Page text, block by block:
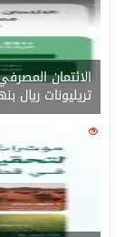
تريليونات ريال
1450